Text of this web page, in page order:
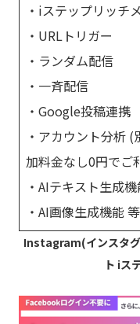
・iステップリッチ
・URLトリガー
・ランダム配信
・一斉配信
・Google投稿連携
・アカウント分析
加料金なし0円でご
・AIテキスト生成
・AI画像生成機能 等
Instagram(インスタグ
ト iス